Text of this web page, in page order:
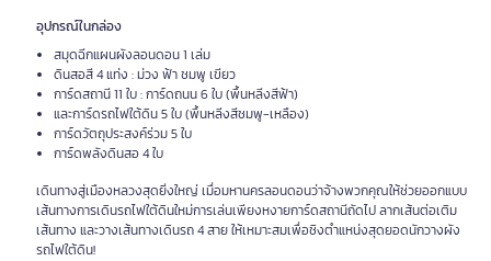
อุปกรณ์ในกล่อง
สมุดฉีกแผนผังลอนดอน 1 เล่ม
ดินสอสี 4 แท่ง : ม่วง ฟ้า ชมพู เขียว
การ์ดสถานี 11 ใบ : การ์ดถนน 6 ใบ (พื้นหลีงสีฟ้า)
และการ์ดรถไฟใต้ดิน 5 ใบ (พื้นหลีงสีชมพู-เหลือง)
การ์ดวัตถุประสงค์ร่วม 5 ใบ
การ์ดพลังดินสอ 4 ใบ
เดินทางสู่เมืองหลวงสุดยิ่งใหญ่ เมื่อมหานครลอนดอนว่าจ้างพวกคุณให้ช่วยออกแบบ
เส้นทางการเดินรถไฟใต้ดินใหม่การเล่นเพียงหงายการ์ดสถานีถัดไป ลากเส้นต่อเติม
เส้นทาง และวางเส้นทางเดินรถ 4 สาย ให้เหมาะสมเพื่อชิงตำแหน่งสุดยอดนักวางผัง
รถไฟใต้ดิน!